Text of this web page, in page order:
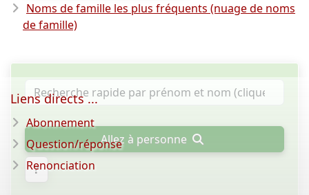
Noms de famille les plus fréquents (nuage de noms
de famille)
Allez à personne
?
Liens directs ...
Abonnement
Question/réponse
Renonciation